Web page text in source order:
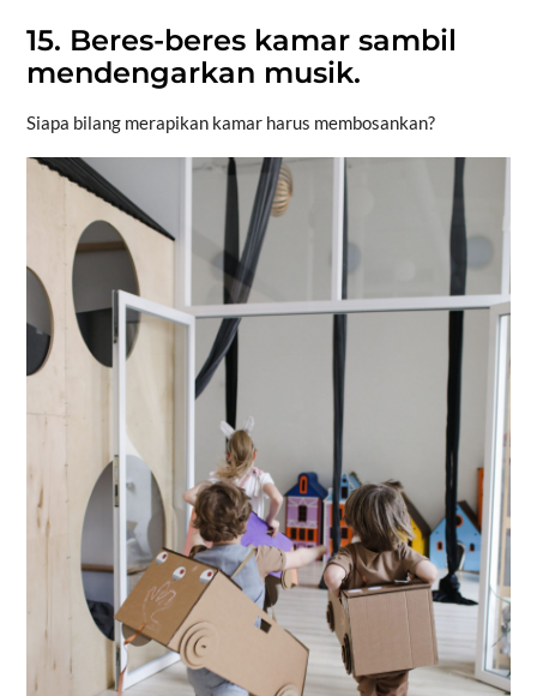
15. Beres-beres kamar sambil
mendengarkan musik.
Siapa bilang merapikan kamar harus membosankan?